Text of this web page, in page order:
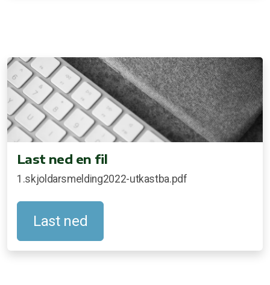
Last ned en fil
1.skjoldarsmelding2022-utkastba.pdf
Last ned